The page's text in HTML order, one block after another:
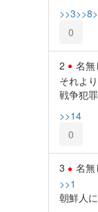
>>3>>8
0
2 名無
それよ
戦争犯
>>14
0
3 名無
>>1
朝鮮人